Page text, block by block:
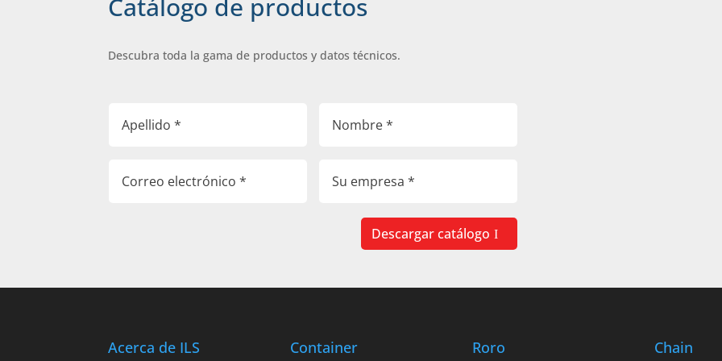
Catálogo de productos
Descubra toda la gama de productos y datos técnicos.
Descargar catálogo
Acerca de ILS Container Roro Chain